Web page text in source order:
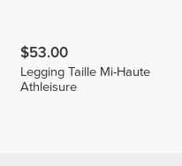
$53.00
Legging Taille Mi-Haute
Athleisure